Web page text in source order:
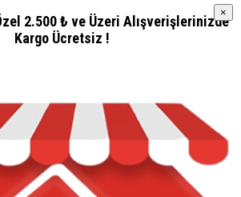
2.500 ₺ ve Üzeri Alışverişlerinizde
Kargo Ücretsiz !
×
×